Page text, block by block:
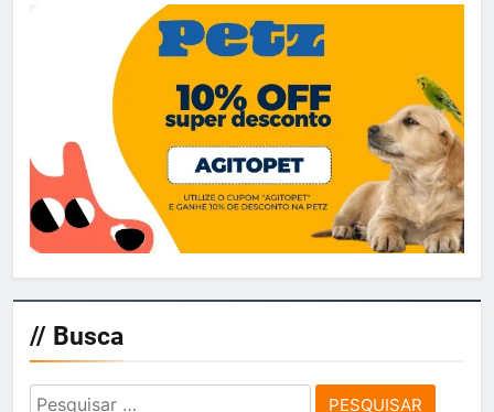
// Busca
Pesquisar